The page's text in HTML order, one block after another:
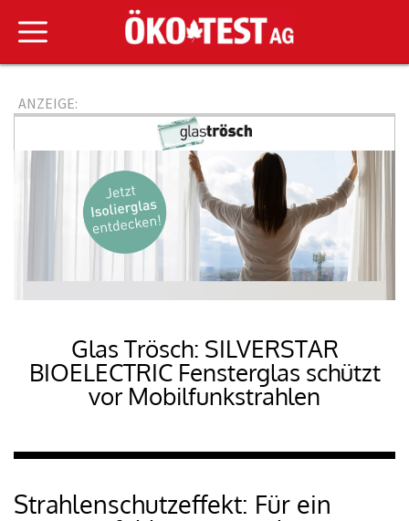
ANZEIGE:
Glas Trösch: SILVERSTAR
BIOELECTRIC Fensterglas schützt
vor Mobilfunkstrahlen
Strahlenschutzeffekt: Für ein